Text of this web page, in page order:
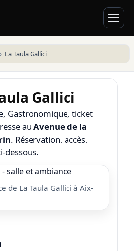
La Taula Gallici
Gallici
Gastronomique, ticket
au Avenue de la
. Réservation, accès,
dessous.
de La Taula Gallici à Aix-